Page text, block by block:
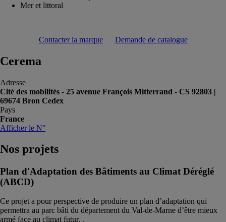
Mer et littoral
Contacter la marque Demande de catalogue
Cerema
Adresse
Cité des mobilités - 25 avenue François Mitterrand - CS 92803 |
69674 Bron Cedex
Pays
France
Afficher le N°
Nos projets
Plan d'Adaptation des Bâtiments au Climat Déréglé
(ABCD)
Ce projet a pour perspective de produire un plan d’adaptation qui
permettra au parc bâti du département du Val-de-Marne d’être mieux
armé face au climat futur. .